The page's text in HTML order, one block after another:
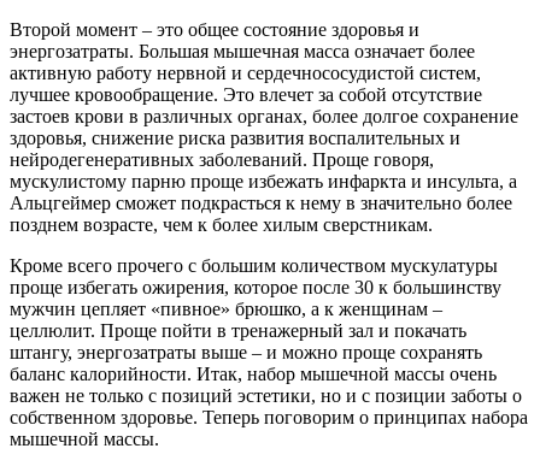
Второй момент – это общее состояние здоровья и
энергозатраты. Большая мышечная масса означает более
активную работу нервной и сердечнососудистой систем,
лучшее кровообращение. Это влечет за собой отсутствие
застоев крови в различных органах, более долгое сохранение
здоровья, снижение риска развития воспалительных и
нейродегенеративных заболеваний. Проще говоря,
мускулистому парню проще избежать инфаркта и инсульта, а
Альцгеймер сможет подкрасться к нему в значительно более
позднем возрасте, чем к более хилым сверстникам.
Кроме всего прочего с большим количеством мускулатуры
проще избегать ожирения, которое после 30 к большинству
мужчин цепляет «пивное» брюшко, а к женщинам –
целлюлит. Проще пойти в тренажерный зал и покачать
штангу, энергозатраты выше – и можно проще сохранять
баланс калорийности. Итак, набор мышечной массы очень
важен не только с позиций эстетики, но и с позиции заботы о
собственном здоровье. Теперь поговорим о принципах набора
мышечной массы.